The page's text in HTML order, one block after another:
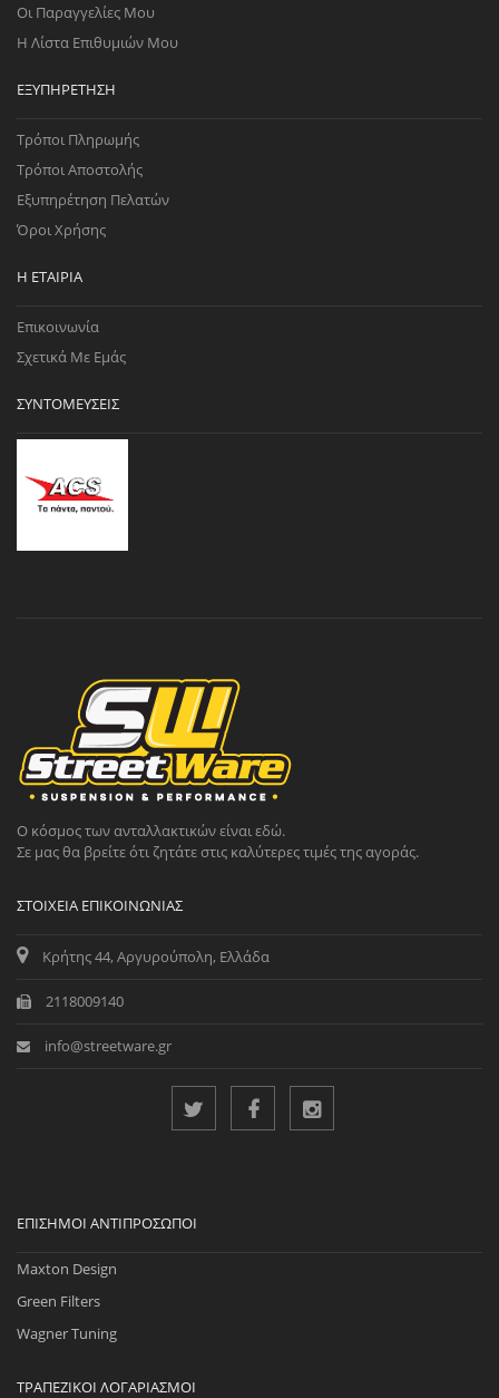
Οι Παραγγελίες Μου
Η Λίστα Επιθυμιών Μου
ΕΞΥΠΗΡΈΤΗΣΗ
Τρόποι Πληρωμής
Τρόποι Αποστολής
Εξυπηρέτηση Πελατών
Όροι Χρήσης
Η ΕΤΑΙΡΊΑ
Επικοινωνία
Σχετικά Με Εμάς
ΣΥΝΤΟΜΕΎΣΕΙΣ
Ο κόσμος των ανταλλακτικών είναι εδώ.
Σε μας θα βρείτε ότι ζητάτε στις καλύτερες τιμές της αγοράς.
ΣΤΟΙΧΕΊΑ ΕΠΙΚΟΙΝΩΝΊΑΣ
Κρήτης 44, Αργυρούπολη, Ελλάδα
2118009140
info@streetware.gr
ΕΠΊΣΗΜΟΙ ΑΝΤΙΠΡΌΣΩΠΟΙ
Maxton Design
Green Filters
Wagner Tuning
ΤΡΑΠΕΖΙΚΟΊ ΛΟΓΑΡΙΑΣΜΟΊ